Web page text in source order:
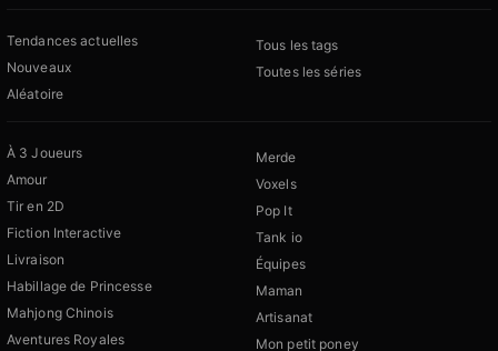
Tendances actuelles
Nouveaux
Aléatoire
Tous les tags
Toutes les séries
À 3 Joueurs
Amour
Tir en 2D
Fiction Interactive
Livraison
Habillage de Princesse
Mahjong Chinois
Aventures Royales
Merde
Voxels
Pop It
Tank io
Équipes
Maman
Artisanat
Mon petit poney